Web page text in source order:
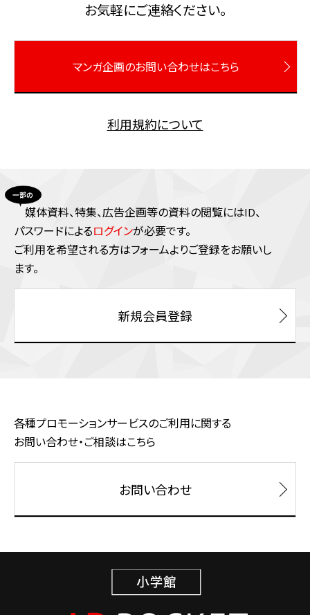
お気軽にご連絡ください。
マンガ企画のお問い合わせはこちら
利用規約について
媒体資料、特集、広告企画等の資料の閲覧にはID、
パスワードによるログインが必要です。
ご利⽤を希望される⽅はフォームよりご登録をお願いし
ます。
新規会員登録
各種プロモーションサービスのご利用に関する
お問い合わせ・ご相談はこちら
お問い合わせ